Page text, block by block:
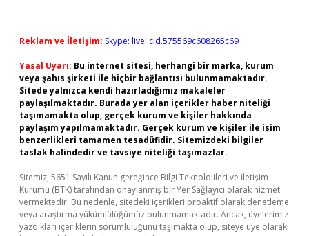
Reklam ve İletişim: Skype: live:.cid.575569c608265c69
Yasal Uyarı: Bu internet sitesi, herhangi bir marka, kurum
veya şahıs şirketi ile hiçbir bağlantısı bulunmamaktadır.
Sitede yalnızca kendi hazırladığımız makaleler
paylaşılmaktadır. Burada yer alan içerikler haber niteliği
taşımamakta olup, gerçek kurum ve kişiler hakkında
paylaşım yapılmamaktadır. Gerçek kurum ve kişiler ile isim
benzerlikleri tamamen tesadüfidir. Sitemizdeki bilgiler
taslak halindedir ve tavsiye niteliği taşımazlar.
Sitemiz, 5651 Sayılı Kanun gereğince Bilgi Teknolojileri ve İletişim
Kurumu (BTK) tarafından onaylanmış bir Yer Sağlayıcı olarak hizmet
vermektedir. Bu nedenle, sitedeki içerikleri proaktif olarak denetleme
veya araştırma yükümlülüğümüz bulunmamaktadır. Ancak, üyelerimiz
yazdıkları içeriklerin sorumluluğunu taşımakta olup, siteye üye olarak